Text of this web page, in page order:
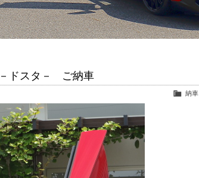
ドスタ－ ご納車
納車